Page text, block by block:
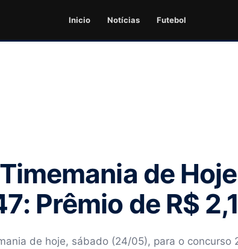
Inicio Notícias Futebol
de
Prêmio de R$
de hoje, sábado (24/05), para o concurso